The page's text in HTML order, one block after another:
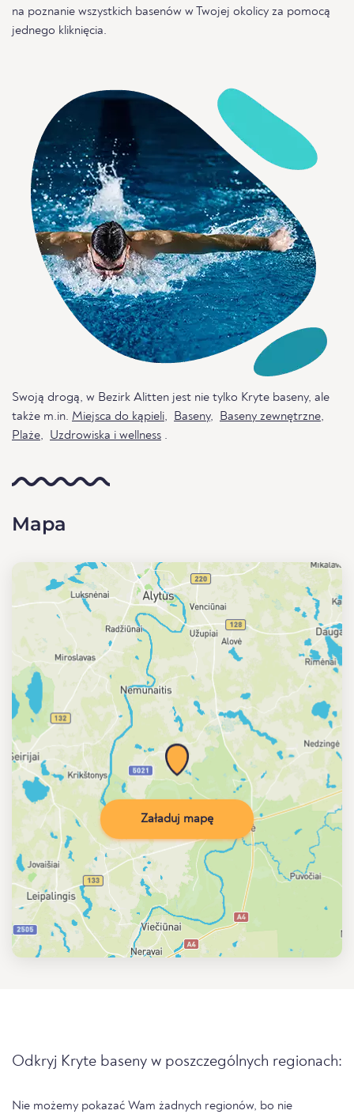
na poznanie wszystkich basenów w Twojej okolicy za pomocą
jednego kliknięcia.
Swoją drogą, w Bezirk Alitten jest nie tylko Kryte baseny, ale
także m.in. Miejsca do kąpieli, Baseny, Baseny zewnętrzne,
Plaże, Uzdrowiska i wellness .
Mapa
Załaduj mapę
Odkryj Kryte baseny w poszczególnych regionach:
Nie możemy pokazać Wam żadnych regionów, bo nie